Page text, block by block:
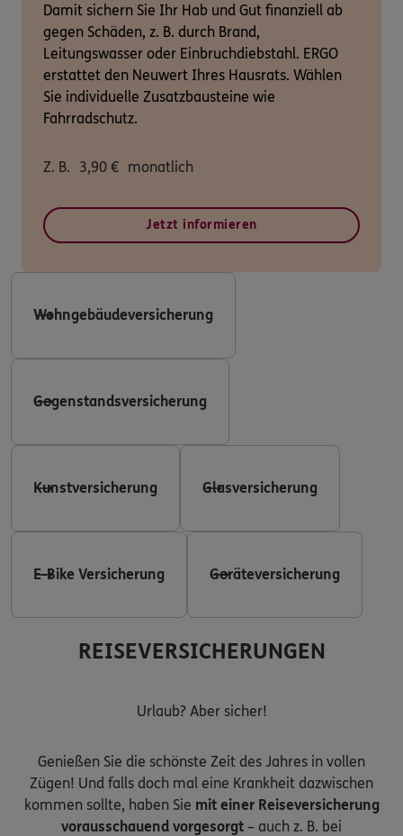
Damit sichern Sie Ihr Hab und Gut finanziell ab
gegen Schäden, z. B. durch Brand,
Leitungswasser oder Einbruchdiebstahl. ERGO
erstattet den Neuwert Ihres Hausrats. Wählen
Sie individuelle Zusatzbausteine wie
Fahrradschutz.
Z. B. 3,90 € monatlich
Jetzt informieren
Wohngebäudeversicherung
Gegenstandsversicherung
Kunstversicherung Glasversicherung
E-Bike Versicherung Geräteversicherung
REISEVERSICHERUNGEN
Urlaub? Aber sicher!
Genießen Sie die schönste Zeit des Jahres in vollen
Zügen! Und falls doch mal eine Krankheit dazwischen
kommen sollte, haben Sie mit einer Reiseversicherung
vorausschauend vorgesorgt – auch z. B. bei